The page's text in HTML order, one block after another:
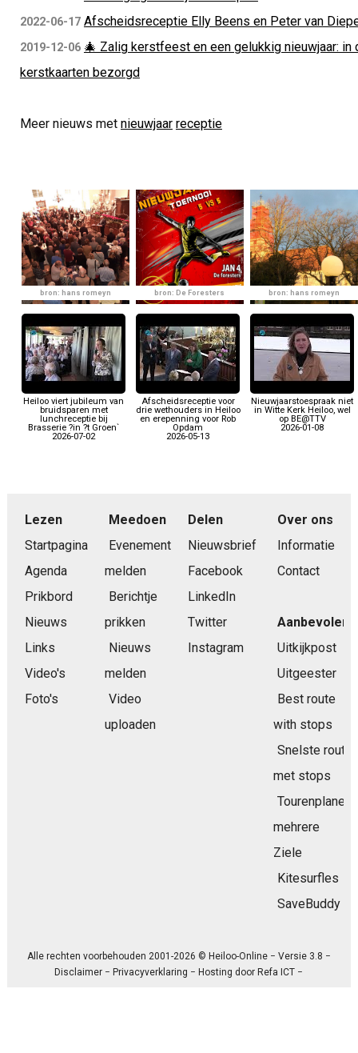
2022-06-17 Afscheidsreceptie Elly Beens en Peter van
2019-12-06 🎄 Zalig kerstfeest en een gelukkig nieuwjaar:
kerstkaarten bezorgd
Meer nieuws met nieuwjaar receptie
bron: hans romeyn bron: De Foresters bron: hans romeyn
Heiloo viert jubileum van
bruidsparen met
lunchreceptie bij
Brasserie ?in ?t Groen`
2026-07-02
Afscheidsreceptie voor
drie wethouders in Heiloo
en erepenning voor Rob
Opdam
2026-05-13
Nieuwjaarstoespraak niet
in Witte Kerk Heiloo, wel
op BE@TTV
2026-01-08
Lezen
Startpagina
Agenda
Prikbord
Nieuws
Links
Video's
Foto's
Meedoen
Evenement
melden
Berichtje
prikken
Nieuws
melden
Video
uploaden
Delen
Nieuwsbrief
Facebook
LinkedIn
Twitter
Instagram
Over ons
Informatie
Contact
Aanbevolen
Uitkijkpost
Uitgeester
Best route
with stops
Snelste route
met stops
Tourenplaner
mehrere
Ziele
Kitesurfles
SaveBuddy
Alle rechten voorbehouden 2001-2026 © Heiloo-Online − Versie 3.8 −
Disclaimer − Privacyverklaring − Hosting door Refa ICT −